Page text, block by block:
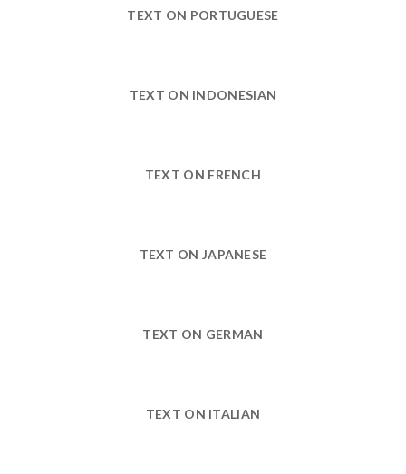
TEXT ON PORTUGUESE
TEXT ON INDONESIAN
TEXT ON FRENCH
TEXT ON JAPANESE
TEXT ON GERMAN
TEXT ON ITALIAN